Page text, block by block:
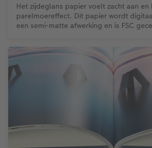
Het zijdeglans papier voelt zacht aan
parelmoereffect. Dit papier wordt
een semi-matte afwerking en is FSC